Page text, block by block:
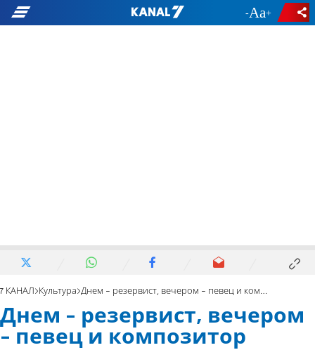
- +
7 КАНАЛ Культура Днем - резервист, вечером - певец и композитор
Днем - резервист, вечером
- певец и композитор